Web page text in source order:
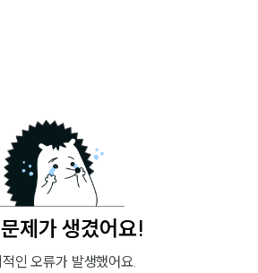
제가 생겼어요!
인 오류가 발생했어요.